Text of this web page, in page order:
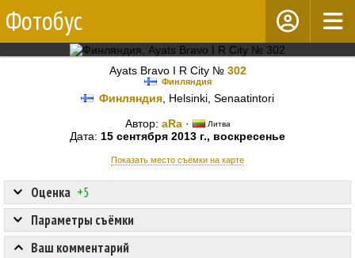
Фотобус
Ayats Bravo I R City № 302
Финляндия
Финляндия , Helsinki, Senaatintori
Автор: aRa· Литва
Дата: 15 сентября 2013 г., воскресенье
Показать место съёмки на карте
Оценка +5
Параметры съёмки
Ваш комментарий